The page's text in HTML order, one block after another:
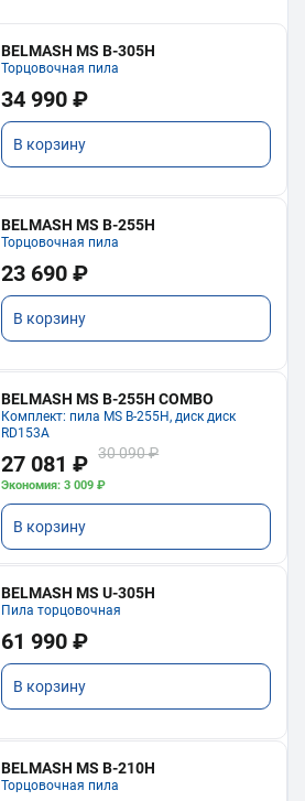
BELMASH MS B-305H
Торцовочная пила
34 990 ₽
В корзину
BELMASH MS B-255H
Торцовочная пила
23 690 ₽
В корзину
BELMASH MS B-255H COMBO
Комплект: пила MS B-255H, диск диск
RD153A
27 081 ₽ 30 090 ₽
Экономия: 3 009 ₽
В корзину
BELMASH MS U-305H
Пила торцовочная
61 990 ₽
В корзину
BELMASH MS B-210H
Торцовочная пила